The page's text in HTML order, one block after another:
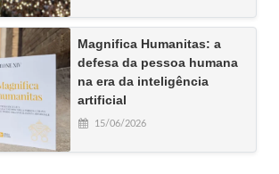
Magnifica Humanitas: a
defesa da pessoa humana
na era da inteligência
artificial
15/06/2026